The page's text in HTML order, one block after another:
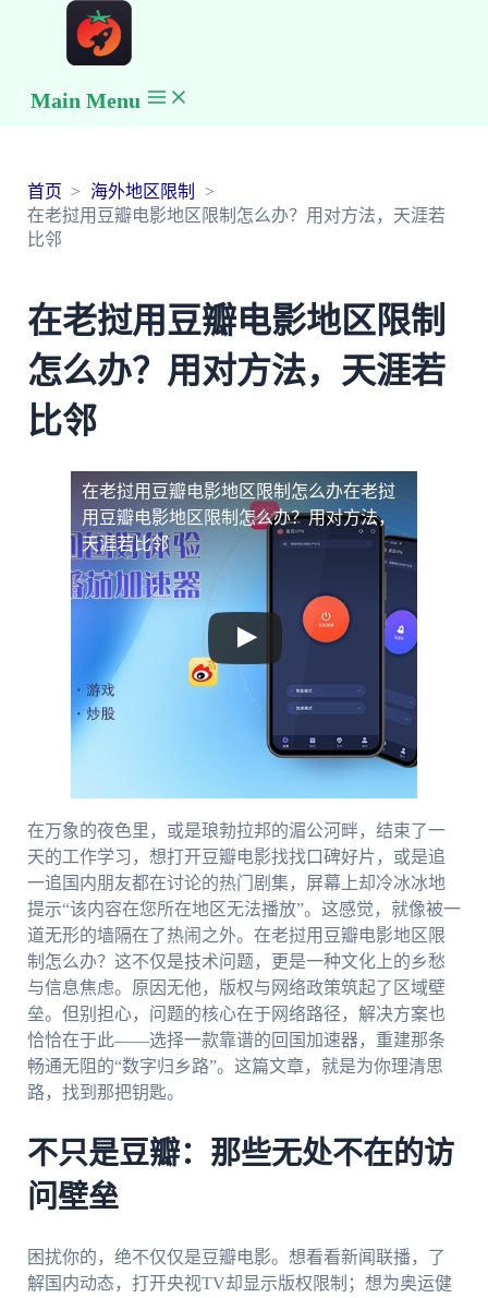
Main Menu
首页
海外地区限制
在老挝用豆瓣电影地区限制怎么办？用对方法，天涯若
比邻
在老挝用豆瓣电影地区限制
怎么办？用对方法，天涯若
比邻
在老挝用豆瓣电影地区限制怎么办在老挝
用豆瓣电影地区限制怎么办？用对方法，
天涯若比邻
在万象的夜色里，或是琅勃拉邦的湄公河畔，结束了一
天的工作学习，想打开豆瓣电影找找口碑好片，或是追
一追国内朋友都在讨论的热门剧集，屏幕上却冷冰冰地
提示“该内容在您所在地区无法播放”。这感觉，就像被一
道无形的墙隔在了热闹之外。在老挝用豆瓣电影地区限
制怎么办？这不仅是技术问题，更是一种文化上的乡愁
与信息焦虑。原因无他，版权与网络政策筑起了区域壁
垒。但别担心，问题的核心在于网络路径，解决方案也
恰恰在于此——选择一款靠谱的回国加速器，重建那条
畅通无阻的“数字归乡路”。这篇文章，就是为你理清思
路，找到那把钥匙。
不只是豆瓣：那些无处不在的访
问壁垒
困扰你的，绝不仅仅是豆瓣电影。想看看新闻联播，了
解国内动态，打开央视TV却显示版权限制；想为奥运健